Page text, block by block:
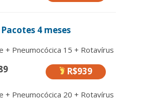
Pacotes 4 meses
+ Pneumocócica 15 + Rotavírus
R$939
+ Pneumocócica 20 + Rotavírus